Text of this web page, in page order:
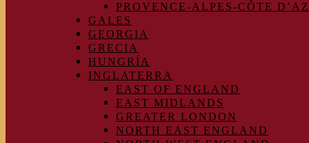
PROVENCE-ALPES-CÔTE
GALES
GEORGIA
GRECIA
HUNGRÍA
INGLATERRA
EAST OF ENGLAND
EAST MIDLANDS
GREATER LONDON
NORTH EAST ENGLAND